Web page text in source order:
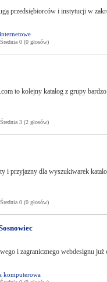
przedsiębiorców i instytucji w
0 (0 głosów)
to kolejny katalog z grupy
3 (2 głosów)
i przyjazny dla wyszukiwarek
0 (0 głosów)
i zagranicznego webdesignu
komputerowa